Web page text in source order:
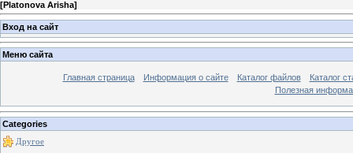
[Platonova Arisha]
Вход на сайт
Меню сайта
Главная страница Информация о сайте Каталог файлов
Каталог
Полезная
Categories
Другое